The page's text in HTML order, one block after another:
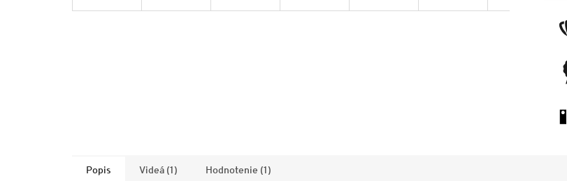
Popis Videá (1) Hodnotenie (1)